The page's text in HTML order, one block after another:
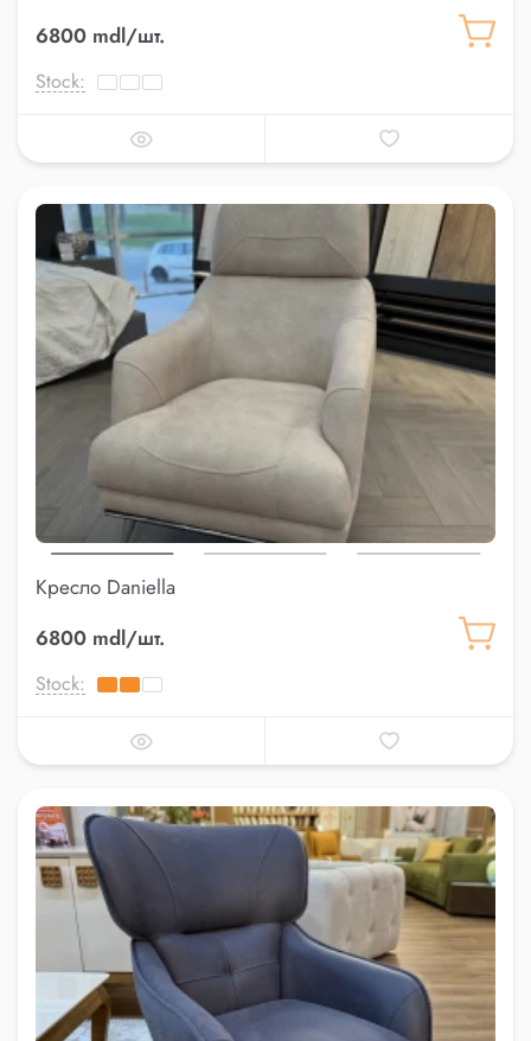
6800 mdl/шт.
Stock:
Кресло Daniella
6800 mdl/шт.
Stock: